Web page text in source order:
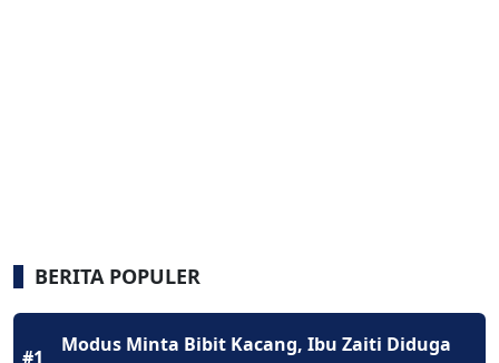
BERITA POPULER
#1
Modus Minta Bibit Kacang, Ibu Zaiti Diduga